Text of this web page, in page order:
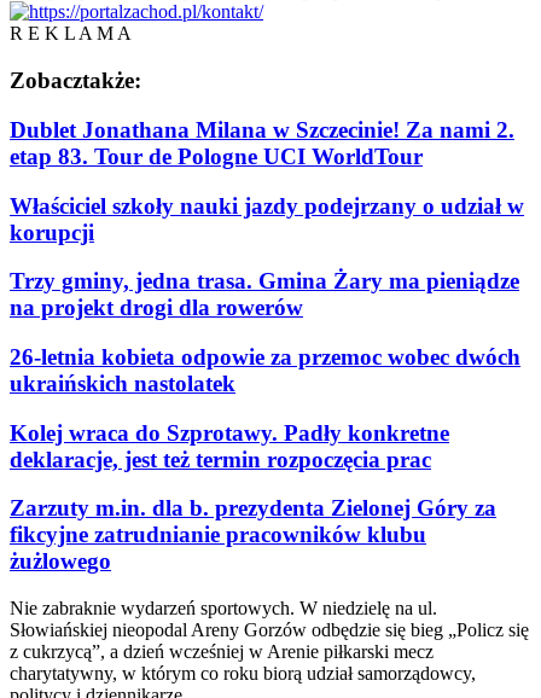
R E K L A M A
Zobacztakże:
Dublet Jonathana Milana w Szczecinie! Za nami 2.
etap 83. Tour de Pologne UCI WorldTour
Właściciel szkoły nauki jazdy podejrzany o udział w
korupcji
Trzy gminy, jedna trasa. Gmina Żary ma pieniądze
na projekt drogi dla rowerów
26-letnia kobieta odpowie za przemoc wobec dwóch
ukraińskich nastolatek
Kolej wraca do Szprotawy. Padły konkretne
deklaracje, jest też termin rozpoczęcia prac
Zarzuty m.in. dla b. prezydenta Zielonej Góry za
fikcyjne zatrudnianie pracowników klubu
żużlowego
Nie zabraknie wydarzeń sportowych. W niedzielę na ul.
Słowiańskiej nieopodal Areny Gorzów odbędzie się bieg „Policz się
z cukrzycą”, a dzień wcześniej w Arenie piłkarski mecz
charytatywny, w którym co roku biorą udział samorządowcy,